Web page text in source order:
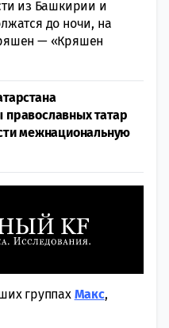
из Башкирии и
до ночи, на
— «Кряшен
татар
межнациональную
группах Макс,